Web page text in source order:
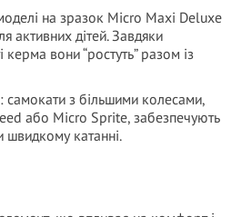
на зразок Micro Maxi Deluxe
активних дітей. Завдяки
керма вони “ростуть” разом із
самокати з більшими колесами,
або Micro Sprite, забезпечують
швидкому катанні.